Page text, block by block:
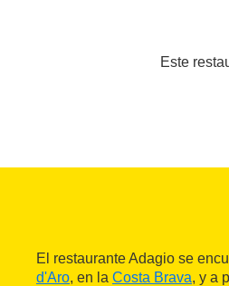
Este
El restaurante Adagio se
d'Aro, en la Costa Brava, y a